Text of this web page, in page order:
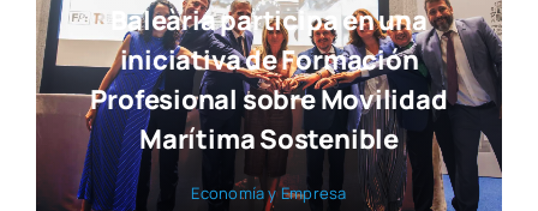
Baleària participa en una
iniciativa de Formación
Profesional sobre Movilidad
Marítima Sostenible
Eco­no­mía y Empre­sa